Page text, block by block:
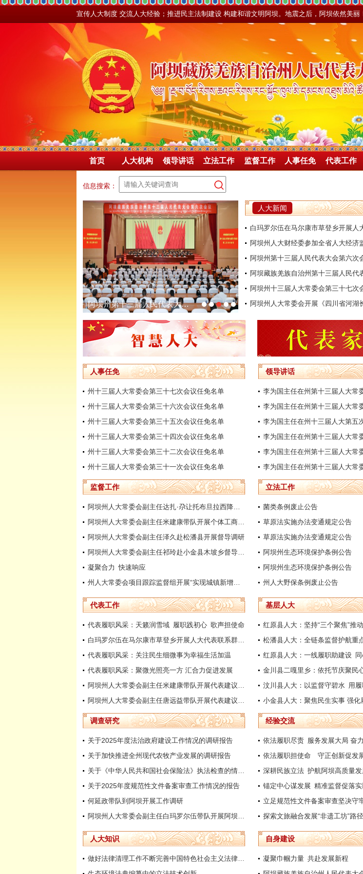
宣传人大制度 交流人大经验；推进民主法制建设 构建和谐文明阿坝。地震之后，阿坝依然美丽
首页 人大机构 领导讲话 立法工作 监督工作 人事任免 代表工作
信息搜索：
阿坝州第十三届人民代表大会第六次会议闭幕 阿坝藏族羌族自治州第十三届人民代表大会第六次会议开幕
人大新闻
白玛罗尔伍在马尔康市草登乡开展人
阿坝州人大财经委参加全省人大经济
阿坝州第十三届人民代表大会第六次
阿坝州十三届人大常委会第三十七次
阿坝州人大常委会开展《四川省河湖
人事任免
州十三届人大常委会第三十七次会议任免名单
州十三届人大常委会第三十六次会议任免名单
州十三届人大常委会第三十五次会议任免名单
州十三届人大常委会第三十四次会议任免名单
州十三届人大常委会第三十二次会议任免名单
州十三届人大常委会第三十一次会议任免名单
领导讲话
监督工作
阿坝州人大常委会副主任泽久赴松潘县开展督导调研
凝聚合力 快速响应
立法工作
菌类条例废止公告
草原法实施办法变通规定公告
草原法实施办法变通规定公告
阿坝州生态环境保护条例公告
阿坝州生态环境保护条例公告
州人大野保条例废止公告
代表工作
代表履职风采：天籁润雪域 履职践初心 歌声担使命
代表履职风采：关注民生细微事为幸福生活加温
代表履职风采：聚微光照亮一方 汇合力促进发展
基层人大
红原县人大：一线履职助建设
金川县二嘎里乡：依托节庆聚民
汶川县人大：以监督守碧水 用
小金县人大：聚焦民生实事 强化
调查研究
关于2025年度法治政府建设工作情况的调研报告
关于加快推进全州现代农牧产业发展的调研报告
关于2025年度规范性文件备案审查工作情况的报告
何延政带队到阿坝开展工作调研
经验交流
依法履职担使命 守正创新促发
深耕民族立法 护航阿坝高质量发
探索文旅融合发展“非遗工坊”路径
人大知识 自身建设
凝聚巾帼力量 共赴发展新程